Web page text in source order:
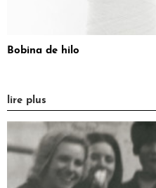
Bobina de hilo
lire plus